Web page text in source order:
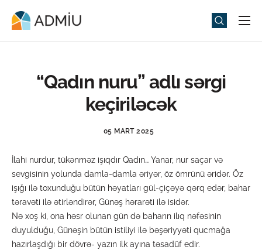
Universitet
Universitet həyatı
ADMIU Sİ
eMağaza
“Qadın nuru” adlı sərgi
keçiriləcək
05 MART 2025
İlahi nurdur, tükənməz işıqdır Qadın… Yanar, nur saçar və
sevgisinin yolunda damla-damla əriyər, öz ömrünü əridər. Öz
işığı ilə toxunduğu bütün həyatları gül-çiçəyə qərq edər, bahar
təravəti ilə ətirləndirər, Günəş hərarəti ilə isidər.
Nə xoş ki, ona həsr olunan gün də baharın ilıq nəfəsinin
duyulduğu, Günəşin bütün istiliyi ilə bəşəriyyəti qucmağa
hazırlaşdığı bir dövrə- yazın ilk ayına təsadüf edir.